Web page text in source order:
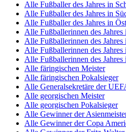
Alle Fußballer des Jahres in
Alle Fußballer des Jahres in
Alle Fußballer des Jahres in
Alle Fußballerinnen des
Alle Fußballerinnen des Jahres
Alle Fußballerinnen des Jahres
Alle Fußballerinnen des Jahres
Alle färingischen Meister
Alle färingischen Pokalsieger
Alle Generalsekretäre der
Alle georgischen Meister
Alle georgischen Pokalsieger
Alle Gewinner der
Alle Gewinner der Copa